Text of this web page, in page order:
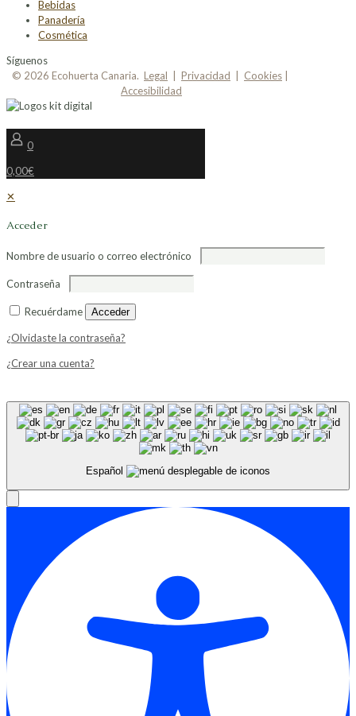
Bebidas
Panadería
Cosmética
Síguenos
© 2026 Ecohuerta Canaria. Legal Privacidad Cookies
Accesibilidad
0
0,00€
✕
Acceder
Nombre de usuario o correo electrónico
Contraseña
Recuérdame Acceder
¿Olvidaste la contraseña?
¿Crear una cuenta?
Español